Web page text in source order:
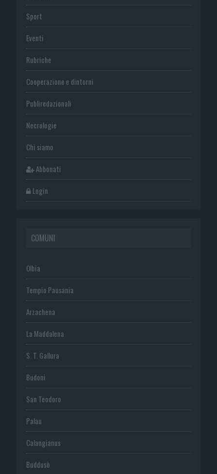
Sport
Eventi
Rubriche
Cooperazione e dintorni
Publiredazionali
Necrologie
Chi siamo
Abbonati
Login
COMUNI
Olbia
Tempio Pausania
Arzachena
La Maddalena
S. T. Gallura
Budoni
San Teodoro
Palau
Calangianus
Buddusò